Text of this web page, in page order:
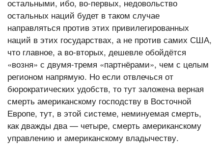
остальными, ибо, во-первых, недовольство
остальных наций будет в таком случае
направляться против этих привилегированных
наций в этих государствах, а не против самих США,
что главное, а во-вторых, дешевле обойдётся
«возня» с двумя-тремя «партнёрами», чем с целым
регионом напрямую. Но если отвлечься от
бюрократических удобств, то тут заложена верная
смерть американскому господству в Восточной
Европе, тут, в этой системе, неминуемая смерть,
как дважды два — четыре, смерть американскому
управлению и американскому владычеству.